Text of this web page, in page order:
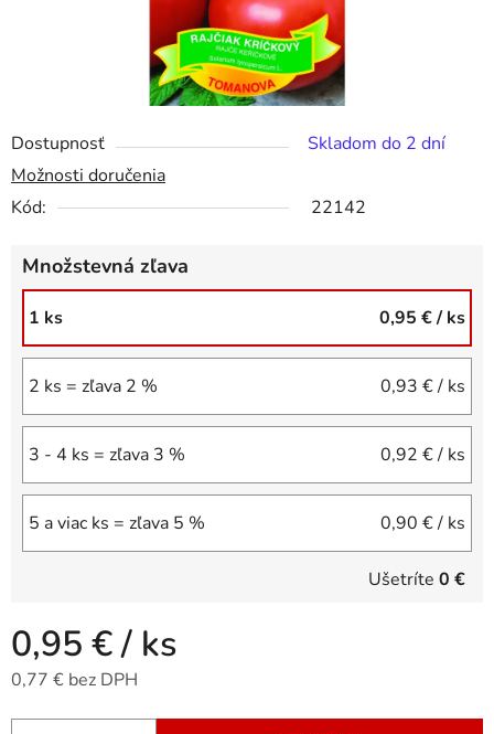
Dostupnosť
Skladom do 2 dní
Možnosti doručenia
Kód:
22142
Množstevná zľava
1 ks 0,95 €/ ks
2 ks = zľava 2 % 0,93 €/ ks
3 - 4 ks = zľava 3 % 0,92 €/ ks
5 a viac ks = zľava 5 % 0,90 €/ ks
Ušetríte 0 €
0,95 €/ ks
0,77 € bez DPH
Jednotková cena: